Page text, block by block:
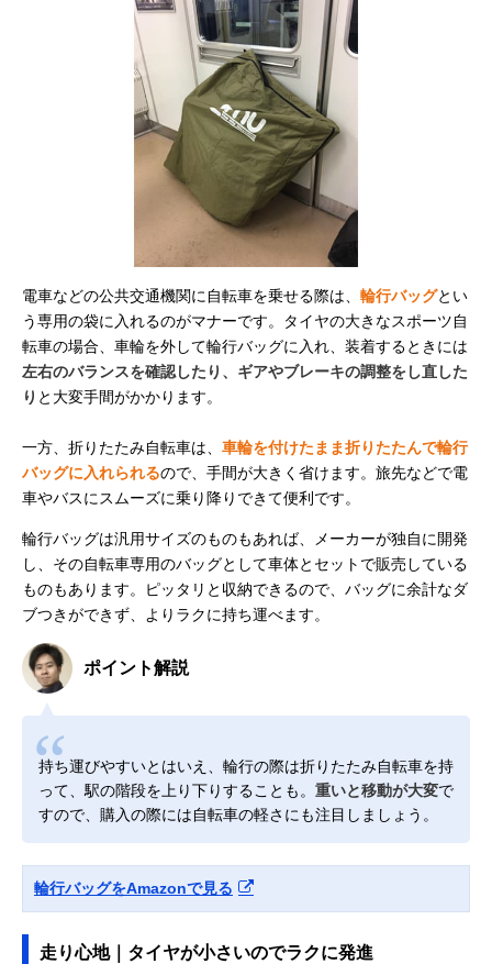
電車などの公共交通機関に自転車を乗せる際は、 輪行バッグとい
う専用の袋に入れるのがマナーです。タイヤの大きなスポーツ自
転車の場合、車輪を外して輪行バッグに入れ、装着するときには
左右のバランスを確認したり、ギアやブレーキの調整をし直した
り と大変手間がかかります。
一方、折りたたみ自転車は、 車輪を付けたまま折りたたんで輪行
バッグに入れられるので、手間が大きく省けます。旅先などで電
車やバスにスムーズに乗り降りできて便利です。
輪行バッグは汎用サイズのものもあれば、メーカーが独自に開発
し、その自転車専用のバッグとして車体とセットで販売している
ものもあります。ピッタリと収納できるので、バッグに余計なダ
ブつきができず、よりラクに持ち運べます。
ポイント解説
持ち運びやすいとはいえ、輪行の際は折りたたみ自転車を持
って、駅の階段を上り下りすることも。 重いと移動が大変で
すので、購入の際には自転車の軽さにも注目しましょう。
輪行バッグをAmazonで見る
走り心地｜タイヤが小さいのでラクに発進